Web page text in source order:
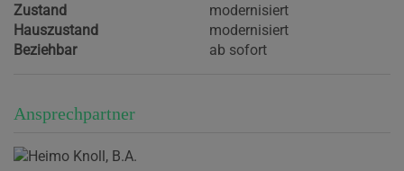
Zustand
modernisiert
Hauszustand
modernisiert
Beziehbar
ab sofort
Ansprechpartner